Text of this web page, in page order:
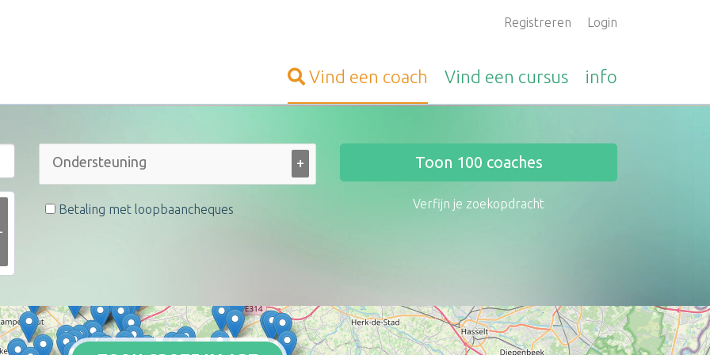
Registreren Login
Vind een coach Vind een cursus info
+
Betaling met loopbaancheques
Toon 100 coaches
Verfijn je zoekopdracht